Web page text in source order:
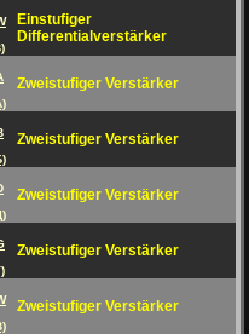
Einstufiger
Differentialverstärker
Zweistufiger Verstärker
Zweistufiger Verstärker
Zweistufiger Verstärker
Zweistufiger Verstärker
Zweistufiger Verstärker